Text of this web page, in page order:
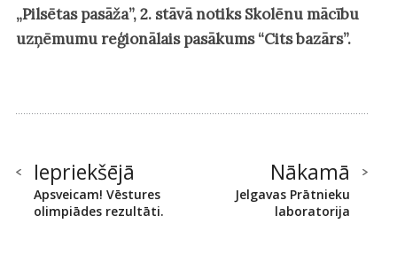
„Pilsētas pasāža”, 2. stāvā notiks Skolēnu mācību
uzņēmumu reģionālais pasākums “Cits bazārs”.
Iepriekšējā
Apsveicam! Vēstures
olimpiādes rezultāti.
Nākamā
Jelgavas Prātnieku
laboratorija